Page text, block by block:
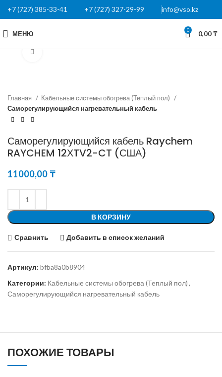
+7 (727) 385-33-41 +7 (727) 327-29-99 info@vso.kz
МЕНЮ 0 0,00₸
Главная
Кабельные системы обогрева (Теплый пол)
Саморегулирующийся нагревательный кабель
Саморегулирующийся кабель Raychem
RAYCHEM 12ХTV2-CT (США)
11000,00₸
В КОРЗИНУ
Сравнить Добавить в список желаний
Артикул: bfba8a0b8904
Категории: Кабельные системы обогрева (Теплый пол),
Саморегулирующийся нагревательный кабель
ПОХОЖИЕ ТОВАРЫ